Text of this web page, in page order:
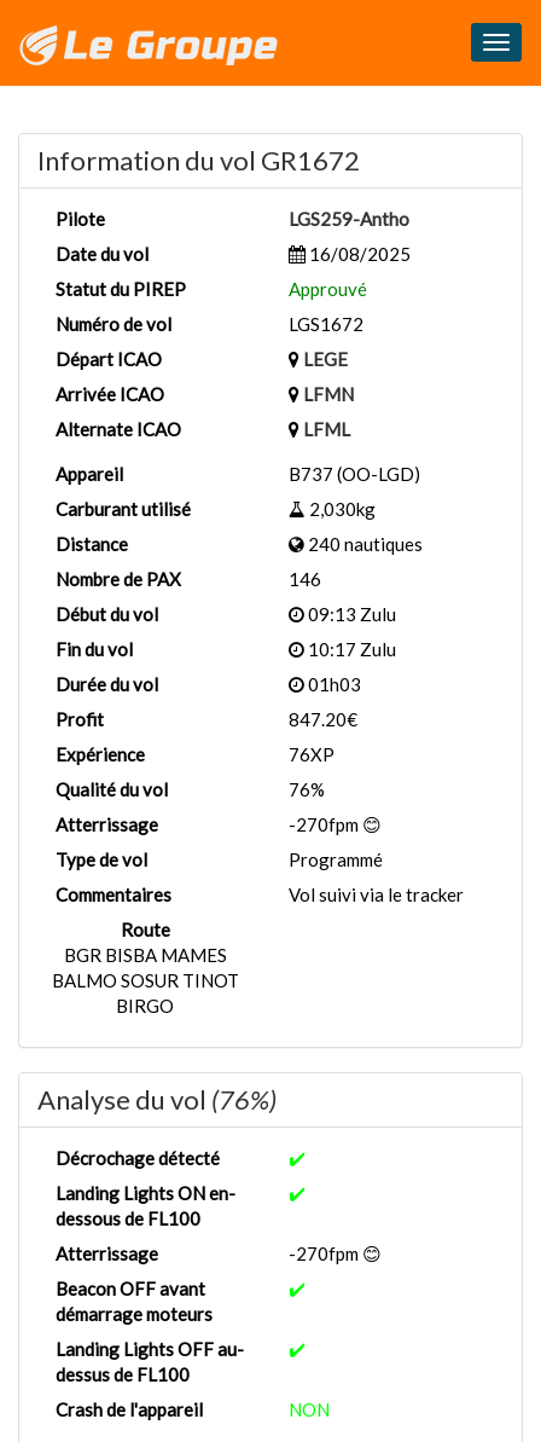
Information du vol GR1672
Pilote
LGS259-Antho
Date du vol
16/08/2025
Statut du PIREP
Approuvé
Numéro de vol
LGS1672
Départ ICAO
LEGE
Arrivée ICAO
LFMN
Alternate ICAO
LFML
Appareil
B737 (OO-LGD)
Carburant utilisé
2,030kg
Distance
240 nautiques
Nombre de PAX
146
Début du vol
09:13 Zulu
Fin du vol
10:17 Zulu
Durée du vol
01h03
Profit
847.20€
Expérience
76XP
Qualité du vol
76%
Atterrissage
-270fpm 😊
Type de vol
Programmé
Commentaires
Vol suivi via le tracker
Route
BGR BISBA MAMES
BALMO SOSUR TINOT
BIRGO
Analyse du vol (76%)
Décrochage détecté
✔️
Landing Lights ON en-
dessous de FL100
✔️
Atterrissage
-270fpm 😊
Beacon OFF avant
démarrage moteurs
✔️
Landing Lights OFF au-
dessus de FL100
✔️
Crash de l'appareil NON